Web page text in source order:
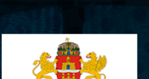
/web/webpont.com/kcs/html/_Main_/index.html